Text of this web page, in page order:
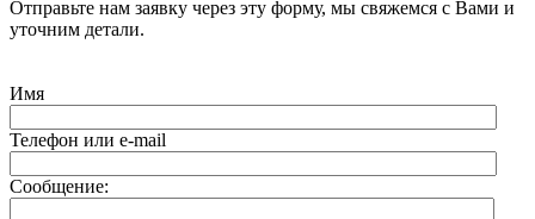
Отправьте нам заявку через эту форму, мы свяжемся с Вами и
уточним детали.
Имя
Телефон или e-mail
Сообщение: